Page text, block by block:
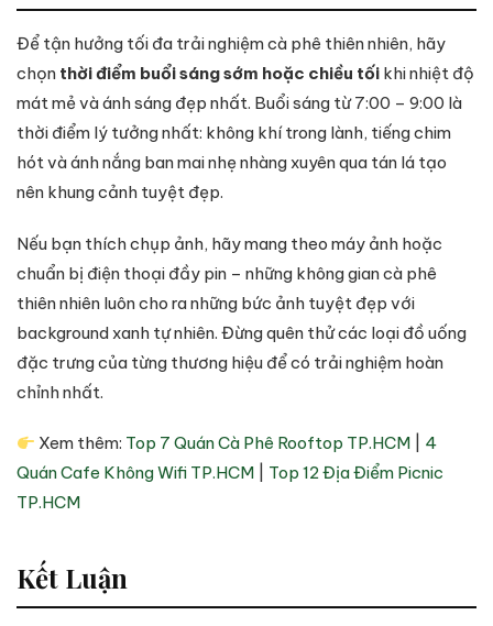
Để tận hưởng tối đa trải nghiệm cà phê thiên nhiên, hãy
chọn thời điểm buổi sáng sớm hoặc chiều tối khi nhiệt độ
mát mẻ và ánh sáng đẹp nhất. Buổi sáng từ 7:00 – 9:00 là
thời điểm lý tưởng nhất: không khí trong lành, tiếng chim
hót và ánh nắng ban mai nhẹ nhàng xuyên qua tán lá tạo
nên khung cảnh tuyệt đẹp.
Nếu bạn thích chụp ảnh, hãy mang theo máy ảnh hoặc
chuẩn bị điện thoại đầy pin – những không gian cà phê
thiên nhiên luôn cho ra những bức ảnh tuyệt đẹp với
background xanh tự nhiên. Đừng quên thử các loại đồ uống
đặc trưng của từng thương hiệu để có trải nghiệm hoàn
chỉnh nhất.
Xem thêm: Top 7 Quán Cà Phê Rooftop TP.HCM
4
Quán Cafe Không Wifi TP.HCM
Top 12 Địa Điểm Picnic
TP.HCM
Kết Luận